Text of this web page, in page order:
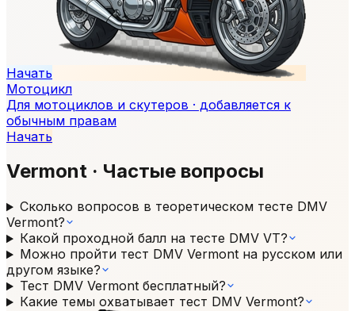
Начать
Мотоцикл
Для мотоциклов и скутеров · добавляется к
обычным правам
Начать
Vermont · Частые вопросы
Сколько вопросов в теоретическом тесте DMV
Vermont?
Какой проходной балл на тесте DMV VT?
Можно пройти тест DMV Vermont на русском или
другом языке?
Тест DMV Vermont бесплатный?
Какие темы охватывает тест DMV Vermont?